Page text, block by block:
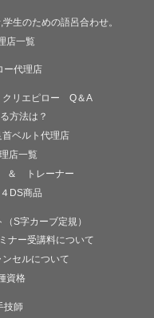
学生のための語呂合わせ。
店一覧
ー代理店
クリエピロー Q＆A
方法は？
ベルト代理店
店一覧
＆ トレーナー
DS商品
S字カーブ定規）
ナー受講料について
セルについて
資格
技師